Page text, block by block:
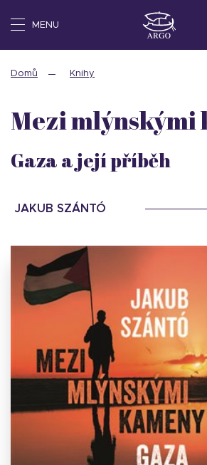
MENU
Domů Knihy
Mezi mlýnskými
Gaza a její příběh
JAKUB SZÁNTÓ